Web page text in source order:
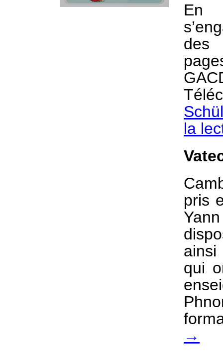
En
des
la
pris
ainsi
qui
→